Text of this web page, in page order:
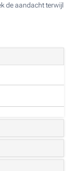
de aandacht terwijl